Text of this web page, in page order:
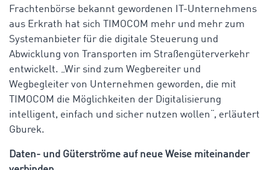
Frachtenbörse bekannt gewordenen IT-Unternehmens
aus Erkrath hat sich TIMOCOM mehr und mehr zum
Systemanbieter für die digitale Steuerung und
Abwicklung von Transporten im Straßengüterverkehr
entwickelt. „Wir sind zum Wegbereiter und
Wegbegleiter von Unternehmen geworden, die mit
TIMOCOM die Möglichkeiten der Digitalisierung
intelligent, einfach und sicher nutzen wollen“, erläutert
Gburek.
Daten- und Güterströme auf neue Weise miteinander